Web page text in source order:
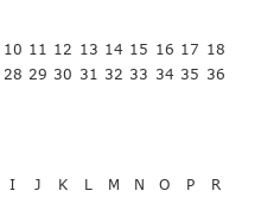
10 11 12 13 14 15 16 17 18
28 29 30 31 32 33 34 35 36
I J K L M N O P
R